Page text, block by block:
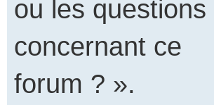
ou les questions
concernant ce
forum ? ».